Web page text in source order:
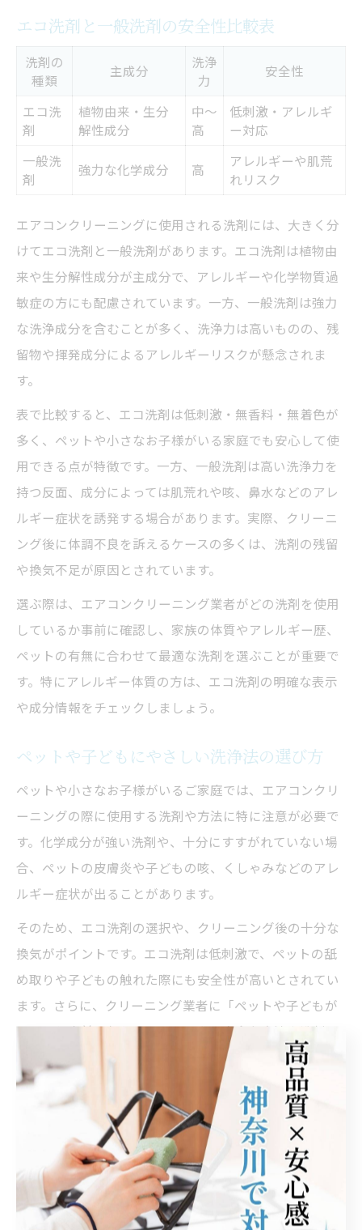
エコ洗剤と一般洗剤の安全性比較表
洗剤の
種類
主成分
洗浄
力
安全性
エコ洗
剤
植物由来・生分
解性成分
中〜
高
低刺激・アレルギ
ー対応
一般洗
剤
強力な化学成分 高
アレルギーや肌荒
れリスク
エアコンクリーニングに使用される洗剤には、大きく分
けてエコ洗剤と一般洗剤があります。エコ洗剤は植物由
来や生分解性成分が主成分で、アレルギーや化学物質過
敏症の方にも配慮されています。一方、一般洗剤は強力
な洗浄成分を含むことが多く、洗浄力は高いものの、残
留物や揮発成分によるアレルギーリスクが懸念されま
す。
表で比較すると、エコ洗剤は低刺激・無香料・無着色が
多く、ペットや小さなお子様がいる家庭でも安心して使
用できる点が特徴です。一方、一般洗剤は高い洗浄力を
持つ反面、成分によっては肌荒れや咳、鼻水などのアレ
ルギー症状を誘発する場合があります。実際、クリーニ
ング後に体調不良を訴えるケースの多くは、洗剤の残留
や換気不足が原因とされています。
選ぶ際は、エアコンクリーニング業者がどの洗剤を使用
しているか事前に確認し、家族の体質やアレルギー歴、
ペットの有無に合わせて最適な洗剤を選ぶことが重要で
す。特にアレルギー体質の方は、エコ洗剤の明確な表示
や成分情報をチェックしましょう。
ペットや子どもにやさしい洗浄法の選び方
ペットや小さなお子様がいるご家庭では、エアコンクリ
ーニングの際に使用する洗剤や方法に特に注意が必要で
す。化学成分が強い洗剤や、十分にすすがれていない場
合、ペットの皮膚炎や子どもの咳、くしゃみなどのアレ
ルギー症状が出ることがあります。
そのため、エコ洗剤の選択や、クリーニング後の十分な
換気がポイントです。エコ洗剤は低刺激で、ペットの舐
め取りや子どもの触れた際にも安全性が高いとされてい
ます。さらに、クリーニング業者に「ペットや子どもが
いる」と事前に伝えることで、より安全な方法や洗剤を
選択してもらえる場合があります。
実際に「クリーニング後にペットの元気がなくなった」
「子どもが目をかゆがるようになった」といった声もあ
り、洗浄法の選定は重要です。安全性を重視するなら、
天然成分中心のエコ洗剤を使い、クリーニング後は窓を
開けてしっかり換気しましょう。業者選びの際は、ペッ
ト・子ども対応を明記しているかも確認ポイントです。